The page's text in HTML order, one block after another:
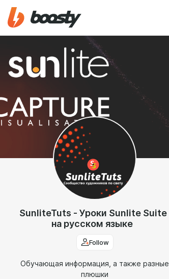
SunliteTuts - Уроки Sunlite Suite
на русском языке
Follow
Обучающая информация, а также разные
плюшки